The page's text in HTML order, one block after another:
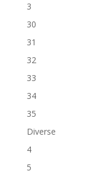
3
30
31
32
33
34
35
Diverse
4
5